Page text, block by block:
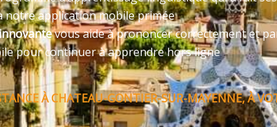
notre application mobile primée
vous aide à prononcer correctement et
pour continuer à apprendre hors ligne
À CHATEAU-GONTIER-SUR-MAYENNE, À